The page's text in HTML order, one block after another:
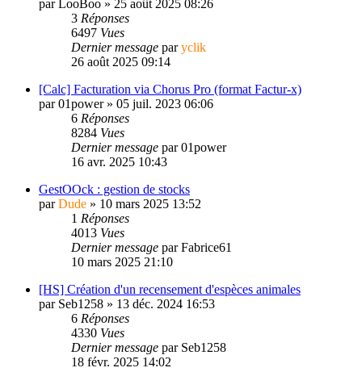
parLooBoo » 25 août 2025 08:26
3 Réponses
6497 Vues
Dernier message paryclik
26 août 2025 09:14
[Calc] Facturation via Chorus Pro (format Factur-x)
par01power» 05 juil. 2023 06:06
6 Réponses
8284 Vues
Dernier message par01power
16 avr. 2025 10:43
GestOOck : gestion de stocks
parDude » 10 mars 2025 13:52
1 Réponses
4013 Vues
Dernier message parFabrice61
10 mars 2025 21:10
[HS] Création d'un recensement d'espèces animales
par Seb1258 » 13 déc. 2024 16:53
6 Réponses
4330 Vues
Dernier message par Seb1258
18 févr. 2025 14:02